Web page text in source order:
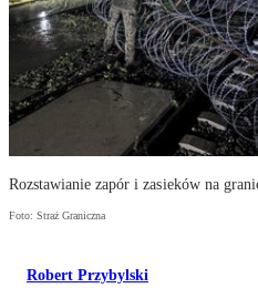
Rozstawianie zapór i zasieków na
Foto: Straż Graniczna
Robert Przybylski